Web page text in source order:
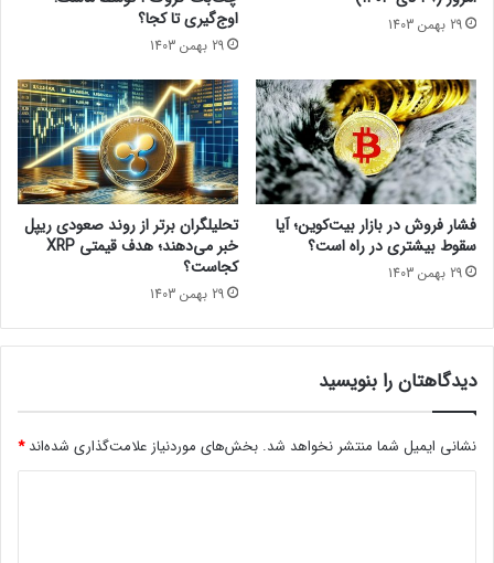
29 بهمن 1403
اوج‌گیری تا کجا؟
29 بهمن 1403
فشار فروش در بازار بیت‌کوین؛ آیا
سقوط بیشتری در راه است؟
29 بهمن 1403
تحلیلگران برتر از روند صعودی ریپل
خبر می‌دهند؛ هدف قیمتی XRP
کجاست؟
29 بهمن 1403
دیدگاهتان را بنویسید
نشانی ایمیل شما منتشر نخواهد شد. بخش‌های موردنیاز علامت‌گذاری شده‌اند*